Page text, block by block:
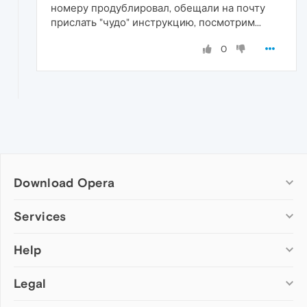
номеру продублировал, обещали на почту
прислать "чудо" инструкцию, посмотрим...
0
Download Opera
Computer browsers
Opera for Mac
Opera beta version
Services
Add-ons
Wallpapers
Help
Help & support
Legal